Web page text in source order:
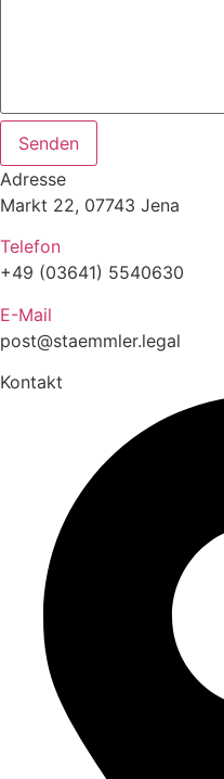
Senden
Adresse
Markt 22, 07743 Jena
Telefon
+49 (03641) 5540630
E-Mail
post@staemmler.legal
Kontakt